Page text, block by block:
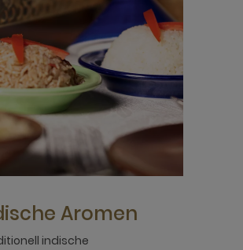
Aromen
indische